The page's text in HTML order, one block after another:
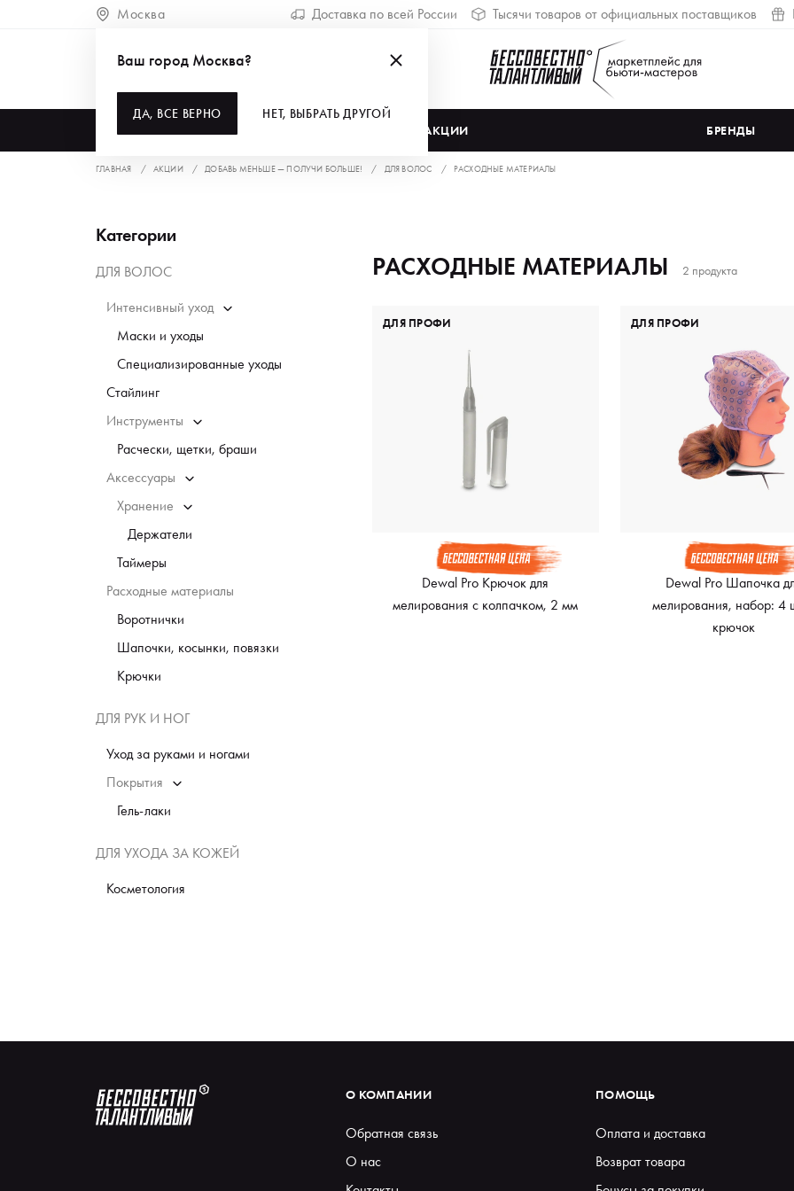
Москва Доставка по всей России Тысячи товаров от официальных поставщиков
АКЦИИ БРЕНДЫ
Ваш город Москва?
ДА, ВСЕ ВЕРНО НЕТ, ВЫБРАТЬ ДРУГОЙ
ГЛАВНАЯ АКЦИИ ДОБАВЬ МЕНЬШЕ — ПОЛУЧИ БОЛЬШЕ! ДЛЯ ВОЛОС РАСХОДНЫЕ МАТЕРИАЛЫ
Категории
ДЛЯ ВОЛОС
Интенсивный уход
Маски и уходы
Специализированные уходы
Стайлинг
Инструменты
Расчески, щетки, браши
Аксессуары
Хранение
Держатели
Таймеры
Расходные материалы
Воротнички
Шапочки, косынки, повязки
Крючки
ДЛЯ РУК И НОГ
Уход за руками и ногами
Покрытия
Гель-лаки
ДЛЯ УХОДА ЗА КОЖЕЙ
Косметология
РАСХОДНЫЕ МАТЕРИАЛЫ 2 продукта
Dewal Pro Крючок для
мелирования с колпачком, 2 мм
ДЛЯ ПРОФИ
Dewal Pro Шапочка
мелирования, набор: 4
крючок
ДЛЯ ПРОФИ
О КОМПАНИИ
Обратная связь
О нас
ПОМОЩЬ
Оплата и доставка
Возврат товара